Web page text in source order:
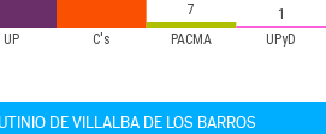
UP C's PACMA UPyD
7 1
DE VILLALBA DE LOS BARROS